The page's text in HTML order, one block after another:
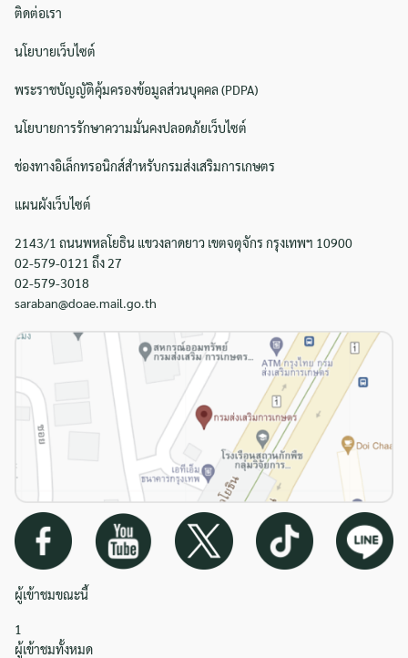
ติดต่อเรา
นโยบายเว็บไซต์
พระราชบัญญัติคุ้มครองข้อมูลส่วนบุคคล (PDPA)
นโยบายการรักษาความมั่นคงปลอดภัยเว็บไซต์
ช่องทางอิเล็กทรอนิกส์สำหรับกรมส่งเสริมการเกษตร
แผนผังเว็บไซต์
2143/1 ถนนพหลโยธิน แขวงลาดยาว เขตจตุจักร กรุงเทพฯ 10900
02-579-0121 ถึง 27
02-579-3018
saraban@doae.mail.go.th
ผู้เข้าชมขณะนี้
1
ผู้เข้าชมทั้งหมด